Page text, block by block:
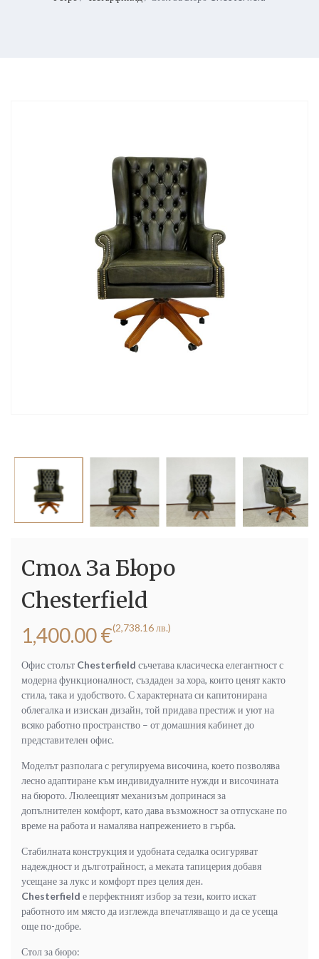
Стол За Бюро
Chesterfield
1,400.00€(2,738.16 лв.)
Офис столът Chesterfield съчетава класическа елегантност с
модерна функционалност, създаден за хора, които ценят както
стила, така и удобството. С характерната си капитонирана
облегалка и изискан дизайн, той придава престиж и уют на
всяко работно пространство – от домашния кабинет до
представителен офис.
Моделът разполага с регулируема височина, което позволява
лесно адаптиране към индивидуалните нужди и височината
на бюрото. Люлеещият механизъм допринася за
допълнителен комфорт, като дава възможност за отпускане по
време на работа и намалява напрежението в гърба.
Стабилната конструкция и удобната седалка осигуряват
надеждност и дълготрайност, а меката тапицерия добавя
усещане за лукс и комфорт през целия ден.
Chesterfield е перфектният избор за тези, които искат
работното им място да изглежда впечатляващо и да се усеща
още по-добре.
Стол за бюро: